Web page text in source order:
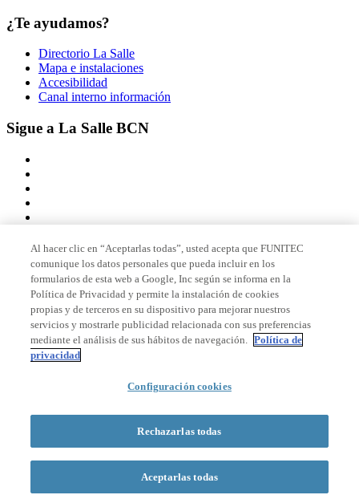
¿Te ayudamos?
Directorio La Salle
Mapa e instalaciones
Accesibilidad
Canal interno información
Sigue a La Salle BCN
Miembro de
Acreditaciones
© 2026 La Salle Campus Barcelona - URL |
Formulario de búsqueda
Al hacer clic en “Aceptarlas todas”, usted acepta que FUNITEC
comunique los datos personales que pueda incluir en los
formularios de esta web a Google, Inc según se informa en la
Política de Privacidad y permite la instalación de cookies
propias y de terceros en su dispositivo para mejorar nuestros
servicios y mostrarle publicidad relacionada con sus preferencias
mediante el análisis de sus hábitos de navegación. Política de
privacidad
Configuración cookies
Rechazarlas todas
Aceptarlas todas